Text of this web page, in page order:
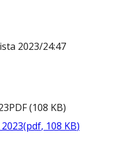
2023/24:47
PDF(108 KB)
(pdf, 108 KB)